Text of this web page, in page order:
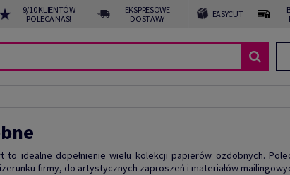
9/10 KLIENTÓW
POLECA NAS!
EKSPRESOWE
DOSTAWY
EASYCUT
to idealne dopełnienie wielu kolekcji papierów ozdobnych.
firmy, do artystycznych zaproszeń i materiałów